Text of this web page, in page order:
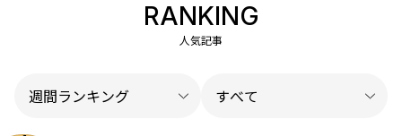
RANKING
人気記事